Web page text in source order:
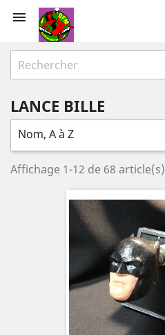

LANCE BILLE
Nom, A à Z
Affichage 1-12 de 68 article(s)